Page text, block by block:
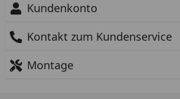
Kundenkonto
Kontakt zum Kundenservice
Montage